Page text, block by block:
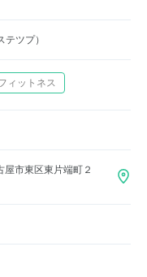
ツプ）
ィットネス
市東区東片端町２